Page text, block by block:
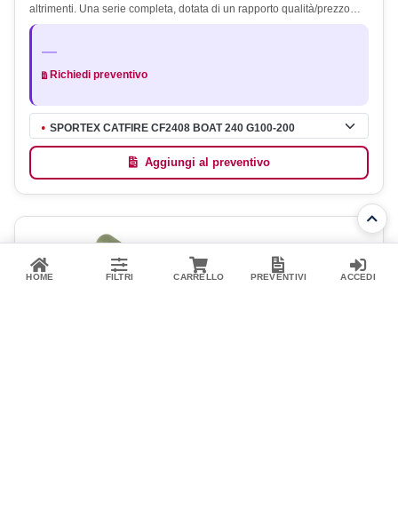
altrimenti. Una serie completa, dotata di un rapporto qualità/prezzo…
—
Richiedi preventivo
● SPORTEX CATFIRE CF2408 BOAT 240 G100-200
Aggiungi al preventivo
HOME FILTRI CARRELLO PREVENTIVI ACCEDI